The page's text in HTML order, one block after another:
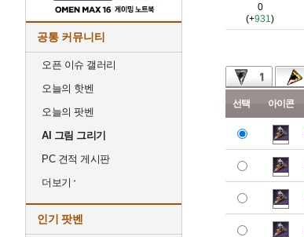
공통 커뮤니티
오픈 이슈 갤러리
오늘의 핫벤
오늘의 팟벤
AI 그림 그리기
PC 견적 게시판
더보기
인기 팟벤
0
(+931)
선택 아이콘